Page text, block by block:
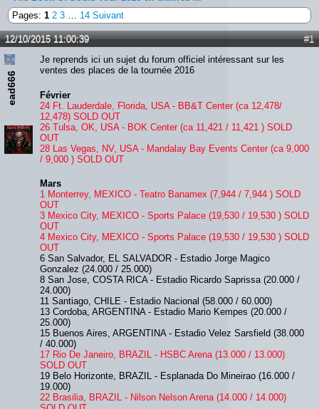
Pages: 1 2 3 … 14 Suivant
#1
12/10/2015 11:00:39
ead666
Je reprends ici un sujet du forum officiel intéressant sur les
ventes des places de la tournée 2016
Février
24 Ft. Lauderdale, Florida, USA - BB&T Center (ca 12,478/
12,478) SOLD OUT
26 Tulsa, OK, USA - BOK Center (ca 11,421 / 11,421 ) SOLD
OUT
28 Las Vegas, NV, USA - Mandalay Bay Events Center (ca 9,000
/ 9,000 ) SOLD OUT
Mars
1 Monterrey, MEXICO - Teatro Banamex (7,944 / 7,944 ) SOLD
OUT
3 Mexico City, MEXICO - Sports Palace (19,530 / 19,530 ) SOLD
OUT
4 Mexico City, MEXICO - Sports Palace (19,530 / 19,530 ) SOLD
OUT
6 San Salvador, EL SALVADOR - Estadio Jorge Magico
Gonzalez (24.000 / 25.000)
8 San Jose, COSTA RICA - Estadio Ricardo Saprissa (20.000 /
24.000)
11 Santiago, CHILE - Estadio Nacional (58.000 / 60.000)
13 Cordoba, ARGENTINA - Estadio Mario Kempes (20.000 /
25.000)
15 Buenos Aires, ARGENTINA - Estadio Velez Sarsfield (38.000
/ 40.000)
17 Rio De Janeiro, BRAZIL - HSBC Arena (13.000 / 13.000)
SOLD OUT
19 Belo Horizonte, BRAZIL - Esplanada Do Mineirao (16.000 /
19.000)
22 Brasilia, BRAZIL - Nilson Nelson Arena (14.000 / 14.000)